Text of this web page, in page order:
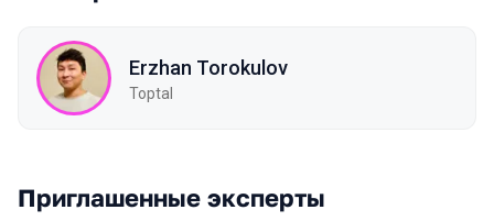
Erzhan Torokulov
Toptal
Приглашенные эксперты